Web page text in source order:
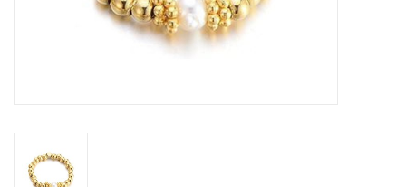
ON THE BEACH
LIFESTYLE PRODUCTEN